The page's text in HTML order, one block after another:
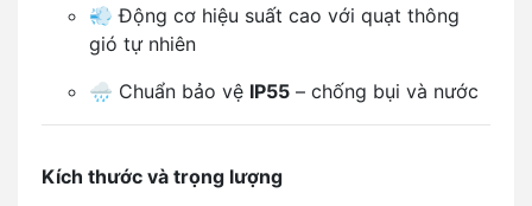
💨 Động cơ hiệu suất cao với quạt thông
gió tự nhiên
🌧️ Chuẩn bảo vệ IP55 – chống bụi và nước
Kích thước và trọng lượng